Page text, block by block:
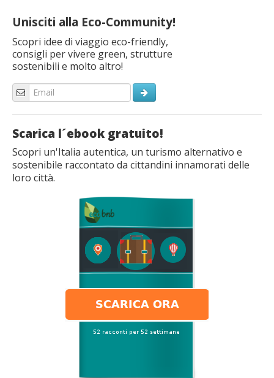
Unisciti alla Eco-Community!
Scopri idee di viaggio eco-friendly,
consigli per vivere green, strutture
sostenibili e molto altro!
Scarica l´ebook gratuito!
Scopri un'Italia autentica, un turismo alternativo e
sostenibile raccontato da cittandini innamorati delle
loro città.